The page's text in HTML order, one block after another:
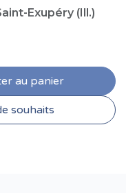
Exupéry (Ill.)
au panier
souhaits